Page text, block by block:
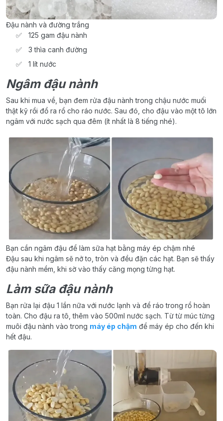
Đậu nành và đường trắng
125 gam đậu nành
3 thìa canh đường
1 lít nước
Ngâm đậu nành
Sau khi mua về, bạn đem rửa đậu nành trong chậu nước muối
thật kỹ rồi đổ ra rổ cho ráo nước. Sau đó, cho đậu vào một tô lớn
ngâm với nước sạch qua đêm (ít nhất là 8 tiếng nhé).
Bạn cần ngâm đậu để làm sữa hạt bằng máy ép chậm nhé
Đậu sau khi ngâm sẽ nở to, tròn và đều đặn các hạt. Bạn sẽ thấy
đậu nành mềm, khi sờ vào thấy căng mọng từng hạt.
Làm sữa đậu nành
Bạn rửa lại đậu 1 lần nữa với nước lạnh và để ráo trong rổ hoàn
toàn. Cho đậu ra tô, thêm vào 500ml nước sạch. Từ từ múc từng
muôi đậu nành vào trong máy ép chậm để máy ép cho đến khi
hết đậu.